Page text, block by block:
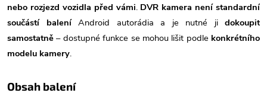
nebo rozjezd vozidla před vámi. DVR kamera není standardní
součástí baleníAndroid autorádia a je nutné ji dokoupit
samostatně – dostupné funkce se mohou lišit podle konkrétního
modelu kamery.
Obsah balení